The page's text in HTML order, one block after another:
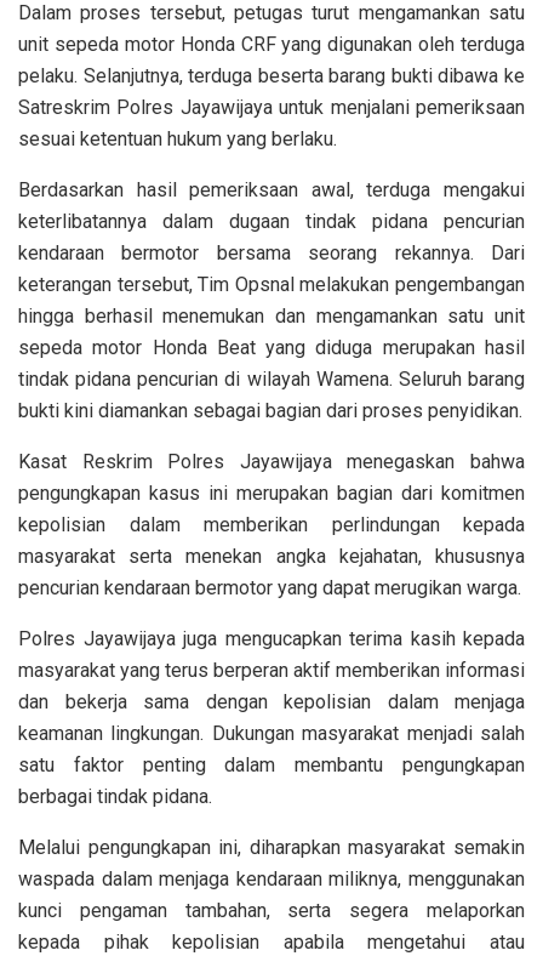
Dalam proses tersebut, petugas turut mengamankan satu
unit sepeda motor Honda CRF yang digunakan oleh terduga
pelaku. Selanjutnya, terduga beserta barang bukti dibawa ke
Satreskrim Polres Jayawijaya untuk menjalani pemeriksaan
sesuai ketentuan hukum yang berlaku.
Berdasarkan hasil pemeriksaan awal, terduga mengakui
keterlibatannya dalam dugaan tindak pidana pencurian
kendaraan bermotor bersama seorang rekannya. Dari
keterangan tersebut, Tim Opsnal melakukan pengembangan
hingga berhasil menemukan dan mengamankan satu unit
sepeda motor Honda Beat yang diduga merupakan hasil
tindak pidana pencurian di wilayah Wamena. Seluruh barang
bukti kini diamankan sebagai bagian dari proses penyidikan.
Kasat Reskrim Polres Jayawijaya menegaskan bahwa
pengungkapan kasus ini merupakan bagian dari komitmen
kepolisian dalam memberikan perlindungan kepada
masyarakat serta menekan angka kejahatan, khususnya
pencurian kendaraan bermotor yang dapat merugikan warga.
Polres Jayawijaya juga mengucapkan terima kasih kepada
masyarakat yang terus berperan aktif memberikan informasi
dan bekerja sama dengan kepolisian dalam menjaga
keamanan lingkungan. Dukungan masyarakat menjadi salah
satu faktor penting dalam membantu pengungkapan
berbagai tindak pidana.
Melalui pengungkapan ini, diharapkan masyarakat semakin
waspada dalam menjaga kendaraan miliknya, menggunakan
kunci pengaman tambahan, serta segera melaporkan
kepada pihak kepolisian apabila mengetahui atau